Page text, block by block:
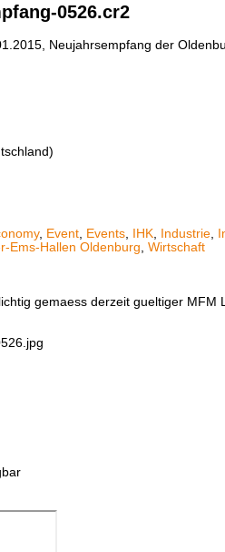
0526.cr2
Neujahrsempfang der
, Event Events IHK Industrie
Ems-Hallen Oldenburg Wirtschaft
gemaess derzeit gueltiger